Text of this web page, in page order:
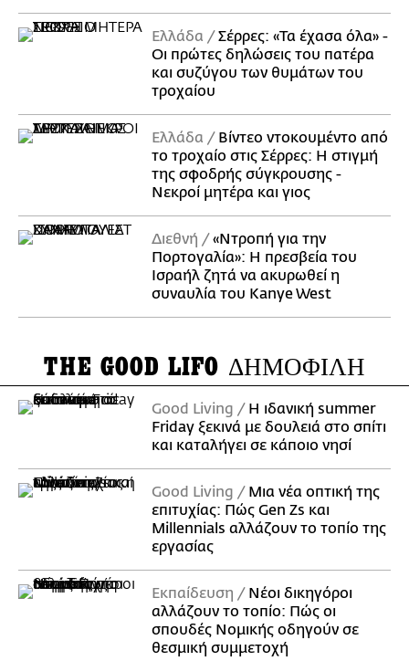
Ελλάδα
Σέρρες: «Τα έχασα όλα» -
Οι πρώτες δηλώσεις του πατέρα
και συζύγου των θυμάτων του
τροχαίου
Ελλάδα
Βίντεο ντοκουμέντο από
το τροχαίο στις Σέρρες: Η στιγμή
της σφοδρής σύγκρουσης -
Νεκροί μητέρα και γιος
Διεθνή
«Ντροπή για την
Πορτογαλία»: Η πρεσβεία του
Ισραήλ ζητά να ακυρωθεί η
συναυλία του Kanye West
THE GOOD LIFO ΔΗΜΟΦΙΛΗ
Good Living
Η ιδανική summer
Friday ξεκινά με δουλειά στο σπίτι
και καταλήγει σε κάποιο νησί
Good Living
Μια νέα οπτική της
επιτυχίας: Πώς Gen Zs και
Millennials αλλάζουν το τοπίο της
εργασίας
Εκπαίδευση
Νέοι δικηγόροι
αλλάζουν το τοπίο: Πώς οι
σπουδές Νομικής οδηγούν σε
θεσμική συμμετοχή